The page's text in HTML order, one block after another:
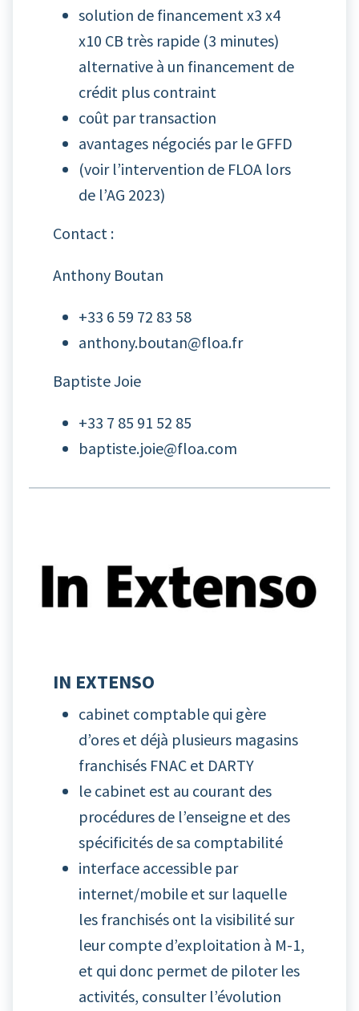
solution de financement x3 x4
x10 CB très rapide (3 minutes)
alternative à un financement de
crédit plus contraint
coût par transaction
avantages négociés par le GFFD
(voir l’intervention de FLOA lors
de l’AG 2023)
Contact :
Anthony Boutan
+33 6 59 72 83 58
anthony.boutan@floa.fr
Baptiste Joie
+33 7 85 91 52 85
baptiste.joie@floa.com
IN EXTENSO
cabinet comptable qui gère
d’ores et déjà plusieurs magasins
franchisés FNAC et DARTY
le cabinet est au courant des
procédures de l’enseigne et des
spécificités de sa comptabilité
interface accessible par
internet/mobile et sur laquelle
les franchisés ont la visibilité sur
leur compte d’exploitation à M-1,
et qui donc permet de piloter les
activités, consulter l’évolution